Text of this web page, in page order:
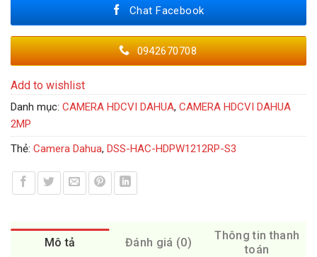
Chat Facebook
0942670708
Add to wishlist
Danh mục: CAMERA HDCVI DAHUA, CAMERA HDCVI DAHUA
2MP
Thẻ: Camera Dahua, DSS-HAC-HDPW1212RP-S3
Mô tả Đánh giá (0)
Thông tin thanh
toán